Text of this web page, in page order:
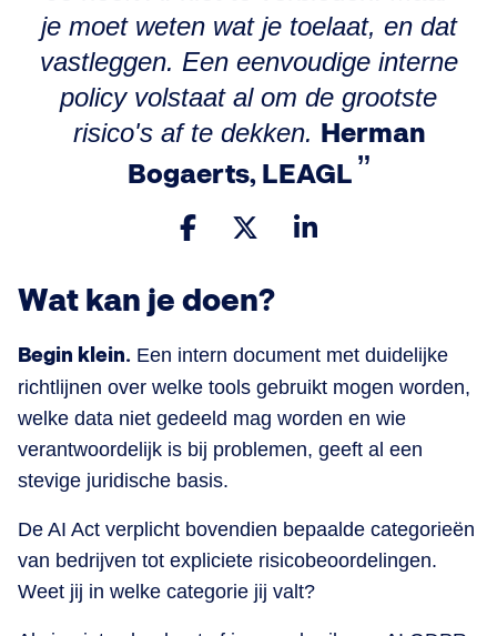
je moet weten wat je toelaat, en dat
vastleggen. Een eenvoudige interne
policy volstaat al om de grootste
risico's af te dekken. Herman
Bogaerts, LEAGL
Wat kan je doen?
Begin klein. Een intern document met duidelijke
richtlijnen over welke tools gebruikt mogen worden,
welke data niet gedeeld mag worden en wie
verantwoordelijk is bij problemen, geeft al een
stevige juridische basis.
De AI Act verplicht bovendien bepaalde categorieën
van bedrijven tot expliciete risicobeoordelingen.
Weet jij in welke categorie jij valt?